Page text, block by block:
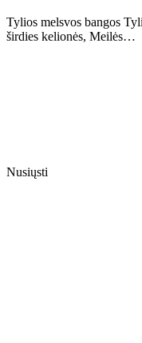
Tylios melsvos bangos
širdies kelionės, Meilės…
Nusiųsti